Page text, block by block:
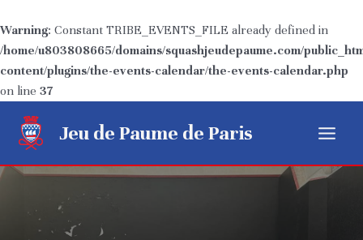
Warning: Constant TRIBE_EVENTS_FILE already defined in
/home/u803808665/domains/squashjeudepaume.com/
content/plugins/the-events-calendar/the-events-calendar.php
on line 37
contenu
Jeu de Paume de Paris
Menu